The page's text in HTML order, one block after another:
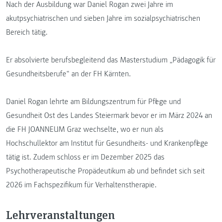
Nach der Ausbildung war Daniel Rogan zwei Jahre im
akutpsychiatrischen und sieben Jahre im sozialpsychiatrischen
Bereich tätig.
Er absolvierte berufsbegleitend das Masterstudium „Pädagogik für
Gesundheitsberufe“ an der FH Kärnten.
Daniel Rogan lehrte am Bildungszentrum für Pflege und
Gesundheit Ost des Landes Steiermark bevor er im März 2024 an
die FH JOANNEUM Graz wechselte, wo er nun als
Hochschullektor am Institut für Gesundheits- und Krankenpflege
tätig ist. Zudem schloss er im Dezember 2025 das
Psychotherapeutische Propädeutikum ab und befindet sich seit
2026 im Fachspezifikum für Verhaltenstherapie.
Lehrveranstaltungen